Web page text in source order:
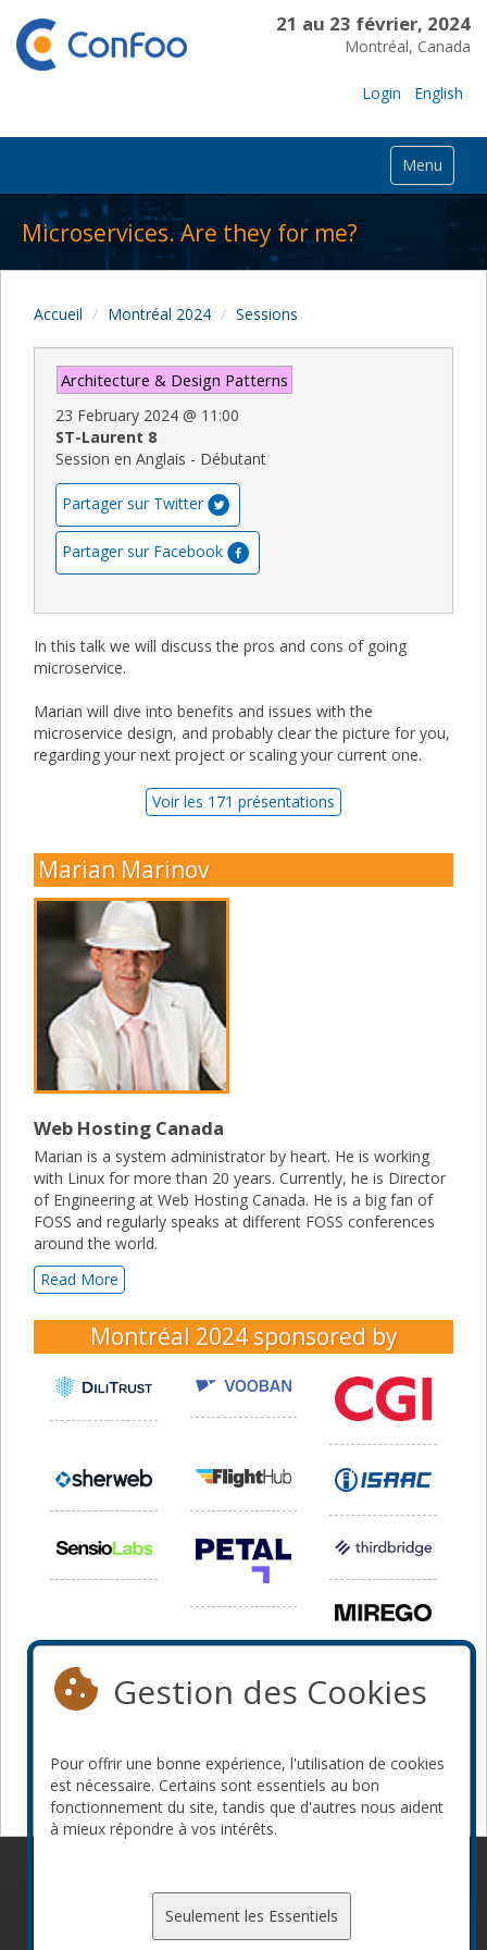
21 au 23 février, 2024
Montréal, Canada
Login English
Menu
Microservices. Are they for me?
Accueil Montréal 2024 Sessions
Architecture & Design Patterns
23 February 2024 @ 11:00
ST-Laurent 8
Session en Anglais - Débutant
Partager sur Twitter
Partager sur Facebook
In this talk we will discuss the pros and cons of going
microservice.
Marian will dive into benefits and issues with the
microservice design, and probably clear the picture for you,
regarding your next project or scaling your current one.
Voir les 171 présentations
Marian Marinov
Web Hosting Canada
Marian is a system administrator by heart. He is working
with Linux for more than 20 years. Currently, he is Director
of Engineering at Web Hosting Canada. He is a big fan of
FOSS and regularly speaks at different FOSS conferences
around the world.
Read More
Montréal 2024 sponsored by
Gestion des Cookies
Pour offrir une bonne expérience, l'utilisation de cookies
est nécessaire. Certains sont essentiels au bon
fonctionnement du site, tandis que d'autres nous aident
à mieux répondre à vos intérêts.
Seulement les Essentiels